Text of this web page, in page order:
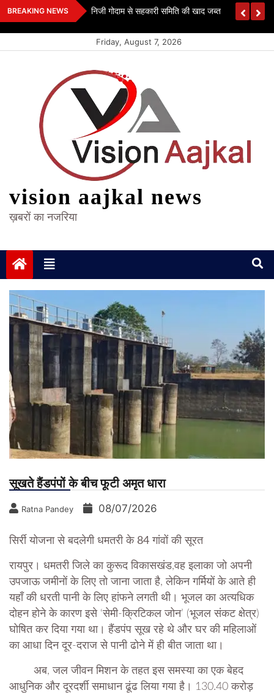
Skip
to
BREAKING NEWS निजी गोदाम से सहकारी समिति की खाद जब्त
Friday, August 7, 2026
vision aajkal news
ख़बरों का नजरिया
सूखते हैंडपंपों के बीच फूटी अमृत धारा
Ratna Pandey 08/07/2026
सिर्री योजना से बदलेगी धमतरी के 84 गांवों की सूरत
रायपुर। धमतरी जिले का कुरूद विकासखंड,वह इलाका जो अपनी
उपजाऊ जमीनों के लिए तो जाना जाता है, लेकिन गर्मियों के आते ही
यहाँ की धरती पानी के लिए हांफने लगती थी। भूजल का अत्यधिक
दोहन होने के कारण इसे ‘सेमी-क्रिटिकल जोन’ (भूजल संकट क्षेत्र)
घोषित कर दिया गया था। हैंडपंप सूख रहे थे और घर की महिलाओं
का आधा दिन दूर-दराज से पानी ढोने में ही बीत जाता था।
​ अब, जल जीवन मिशन के तहत इस समस्या का एक बेहद
आधुनिक और दूरदर्शी समाधान ढूंढ लिया गया है। 130.40 करोड़